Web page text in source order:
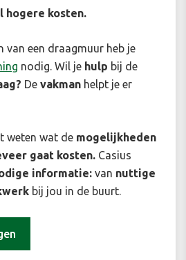
hogere kosten.
van een draagmuur heb je
nodig. Wil je hulp bij de
De vakman helpt je er
weten wat de mogelijkheden
gaat kosten. Casius
informatie: van nuttige
bij jou in de buurt.